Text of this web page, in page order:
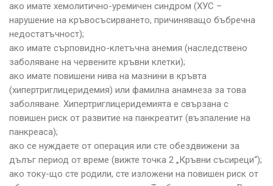
ако имате хемолитично-уремичен синдром (ХУС –
нарушение на кръвосъсирването, причиняващо бъбречна
недостатъчност);
ако имате сърповидно-клетъчна анемия (наследствено
заболяване на червените кръвни клетки);
ако имате повишени нива на мазнини в кръвта
(хипертриглицеридемия) или фамилна анамнеза за това
заболяване. Хипертриглицеридемията е свързана с
повишен риск от развитие на панкреатит (възпаление на
панкреаса);
ако се нуждаете от операция или сте обездвижени за
дълъг период от време (вижте точка 2 „Кръвни съсиреци“);
ако току-що сте родили, сте изложени на повишен риск от